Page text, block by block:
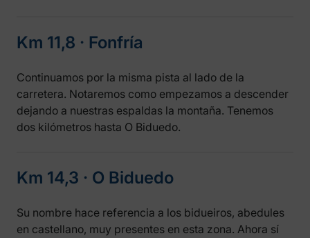
Km 11,8 ‧ Fonfría
Continuamos por la misma pista al lado de la
carretera. Notaremos como empezamos a descender
dejando a nuestras espaldas la montaña. Tenemos
dos kilómetros hasta O Biduedo.
Km 14,3 ‧ O Biduedo
Su nombre hace referencia a los bidueiros, abedules
en castellano, muy presentes en esta zona. Ahora sí